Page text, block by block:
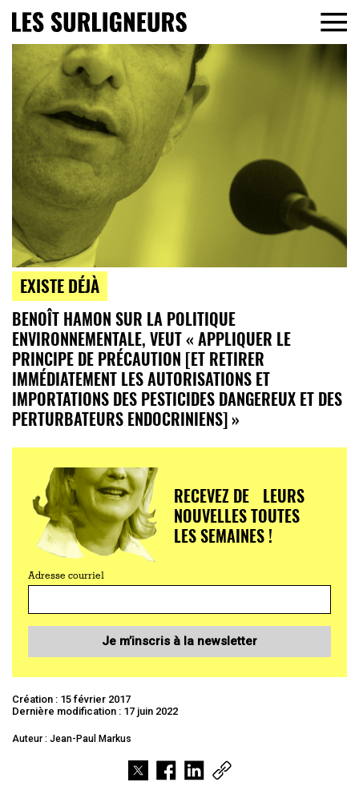
EXISTE DÉJÀ
BENOÎT HAMON SUR LA POLITIQUE
ENVIRONNEMENTALE, VEUT « APPLIQUER LE
PRINCIPE DE PRÉCAUTION [ET RETIRER
IMMÉDIATEMENT LES AUTORISATIONS ET
IMPORTATIONS DES PESTICIDES DANGEREUX ET DES
PERTURBATEURS ENDOCRINIENS] »
RECEVEZ DE LEURS
NOUVELLES TOUTES
LES SEMAINES !
Adresse courriel
Je m’inscris à la newsletter
Création : 15 février 2017
Dernière modification : 17 juin 2022
Auteur : Jean-Paul Markus